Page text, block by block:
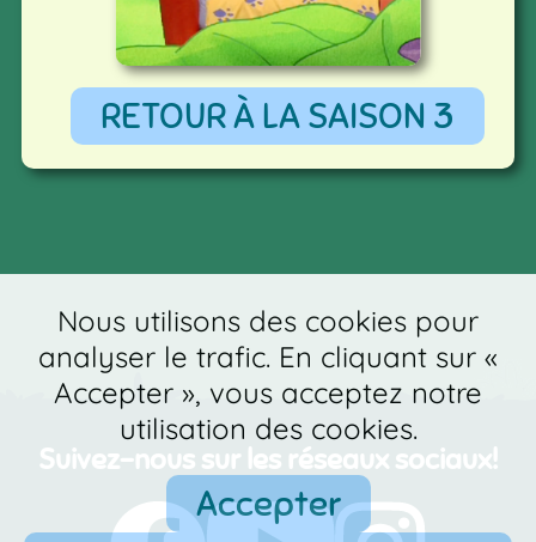
RETOUR À LA SAISON 3
Suivez-nous sur les réseaux sociaux!
Nous utilisons des cookies pour
analyser le trafic. En cliquant sur «
Accepter », vous acceptez notre
utilisation des cookies.
Accepter